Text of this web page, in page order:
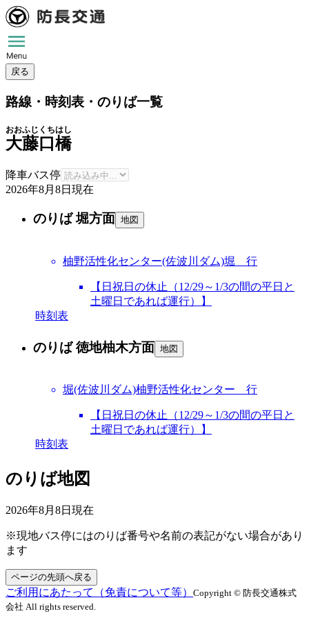
戻る
路線・時刻表・のりば一覧
大藤口橋
おおふじくちはし
降車バス停
2026年8月8日 現在
のりば 堀方面 地図
柚野活性化センター(佐波川ダム)堀 行
【日祝日の休止（12/29～1/3の間の平日と
土曜日であれば運行）】
時刻表
のりば 徳地柚木方面 地図
堀(佐波川ダム)柚野活性化センター 行
【日祝日の休止（12/29～1/3の間の平日と
土曜日であれば運行）】
時刻表
のりば地図
2026年8月8日 現在
※現地バス停にはのりば番号や名前の表記がない場合があり
ます
ページの先頭へ戻る
ご利用にあたって（免責について等） Copyright © 防長交通株式
会社 All rights reserved.